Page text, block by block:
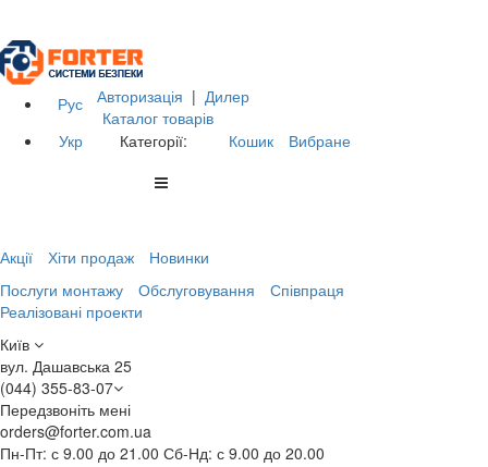
Рус
Укр
Авторизація | Дилер
Каталог товарів
Категорії:
Кошик Вибране
Акції Хіти продаж
Новинки
Послуги монтажу
Обслуговування
Співпраця
Реалізовані проекти
Київ
вул. Дашавська 25
(044) 355-83-07
Передзвоніть мені
orders@forter.com.ua
Пн-Пт: с 9.00 до 21.00 Сб-Нд: с 9.00 до 20.00